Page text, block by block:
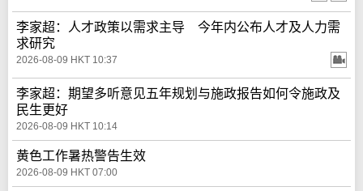
李家超：人才政策以需求主导 今年内公布人才及人力需
求研究
2026-08-09 HKT 10:37
李家超：期望多听意见五年规划与施政报告如何令施政及
民生更好
2026-08-09 HKT 10:14
黄色工作暑热警告生效
2026-08-09 HKT 07:00